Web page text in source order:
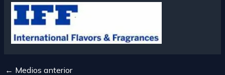
Navegación
← Medios anterior